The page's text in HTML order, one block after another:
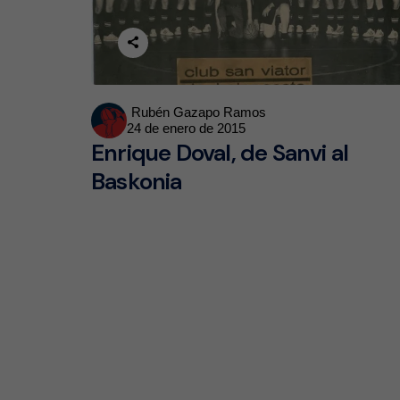
Posted
by
Rubén Gazapo Ramos
24 de enero de 2015
Enrique Doval, de Sanvi al
Baskonia